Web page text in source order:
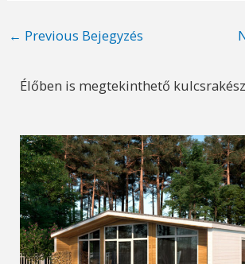
Post
← Previous Bejegyzés
Élőben is megtekinthető